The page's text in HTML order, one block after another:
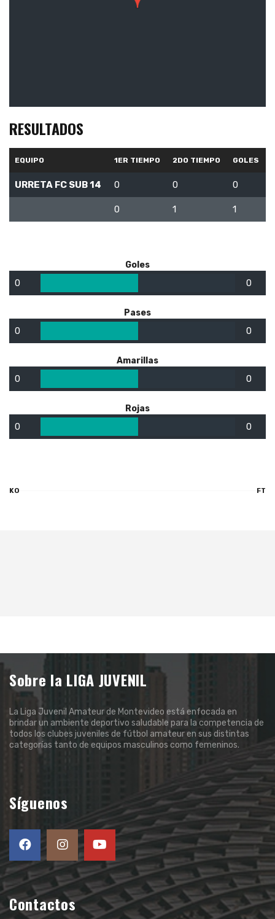
RESULTADOS
EQUIPO 1ER TIEMPO 2DO TIEMPO GOLES
URRETA FC SUB 14 0 0 0
0 1 1
Goles
0 0
Pases
0 0
Amarillas
0 0
Rojas
0 0
KO FT
Sobre la LIGA JUVENIL
La Liga Juvenil Amateur de Montevideo está enfocada en
brindar un ambiente deportivo saludable para la competencia de
todos los clubes juveniles de fútbol amateur en sus distintas
categorías tanto de equipos masculinos como femeninos.
Síguenos
Contactos